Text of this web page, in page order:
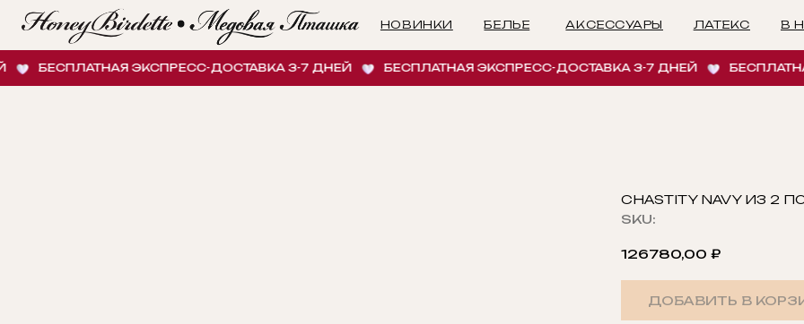
ЛАТЕКС
БЕЛЬЕ В НАЛИЧИИ
АКСЕССУАРЫ
НОВИНКИ
ЭКСПРЕСС-ДОСТАВКА 3-7 ДНЕЙ БЕСПЛАТНАЯ ЭКСПРЕСС-ДОСТАВКА 3-7 ДНЕЙ БЕСПЛАТНАЯ
CHASTITY NAVY ИЗ
SKU:
126780,00 ₽
ДОБАВИТЬ В